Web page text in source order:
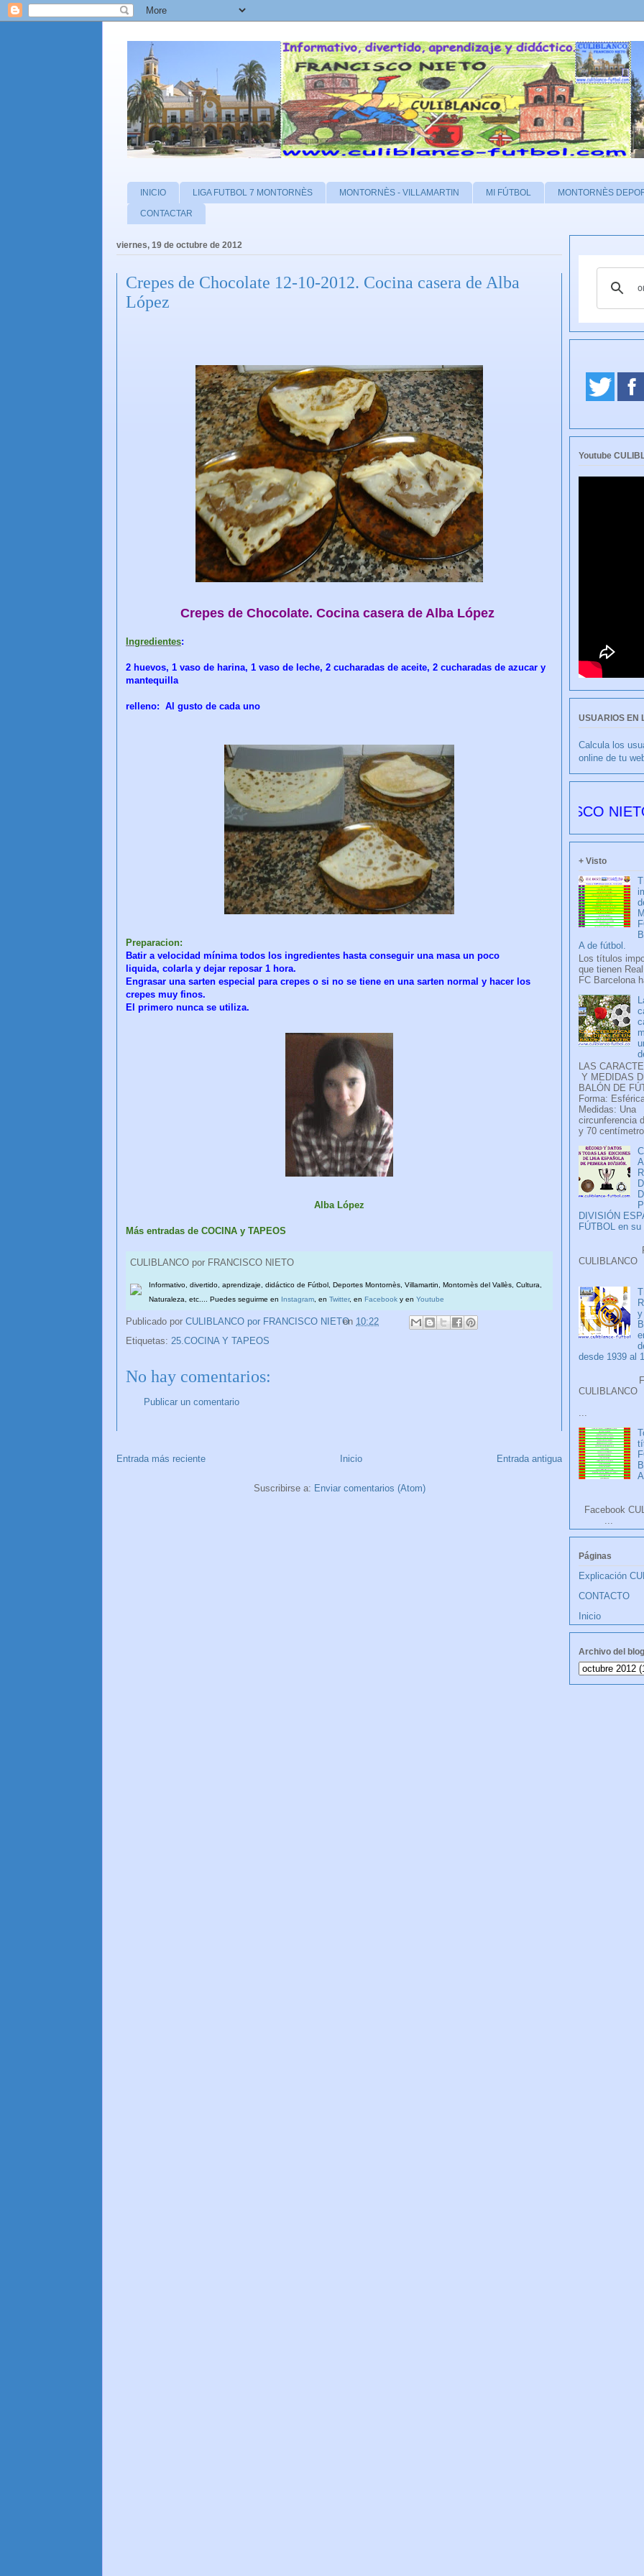
INICIO LIGA FUTBOL 7 MONTORNÈS MONTORNÈS - VILLAMARTIN MI FÚTBOL MONTORNÈS
CONTACTAR
viernes, 19 de octubre de 2012
Crepes de Chocolate 12-10-2012. Cocina casera de Alba
López
Crepes de Chocolate. Cocina casera de Alba López
Ingredientes:
2 huevos, 1 vaso de harina, 1 vaso de leche, 2 cucharadas de aceite, 2 cucharadas de azucar y
mantequilla
relleno: Al gusto de cada uno
Preparacion:
Batir a velocidad mínima todos los ingredientes hasta conseguir una masa un poco
liquida, colarla y dejar reposar 1 hora.
Engrasar una sarten especial para crepes o si no se tiene en una sarten normal y hacer los
crepes muy finos.
El primero nunca se utiliza.
Alba López
Más entradas de COCINA y TAPEOS
CULIBLANCO por FRANCISCO NIETO
Informativo, divertido, aprendizaje, didáctico de Fútbol, Deportes Montornès, Villamartin, Montornès del Vallès, Cultura,
Naturaleza, etc.... Puedes seguirme en
Instagram, en Twitter, en Facebook y en Youtube
Publicado por CULIBLANCO por FRANCISCO NIETO
en 10:22
Etiquetas: 25.COCINA Y TAPEOS
No hay comentarios:
Publicar un comentario
Entrada más reciente Entrada antigua
Inicio
Suscribirse a: Enviar comentarios (Atom)
Youtube
USUARIOS EN
Calcula los
online de tu
CULIBLANCO por FRANCISCO NIETO
+ Visto
A de fútbol.
Los títulos
que tienen
FC Barcelona
LAS
Y MEDIDAS
BALÓN DE
Forma:
Medidas: Una
circunferencia
y 70
DIVISIÓN
FÚTBOL en su
y
desde 1939 al
Facebook
...
Páginas
Explicación
CONTACTO
Inicio
Archivo del blog